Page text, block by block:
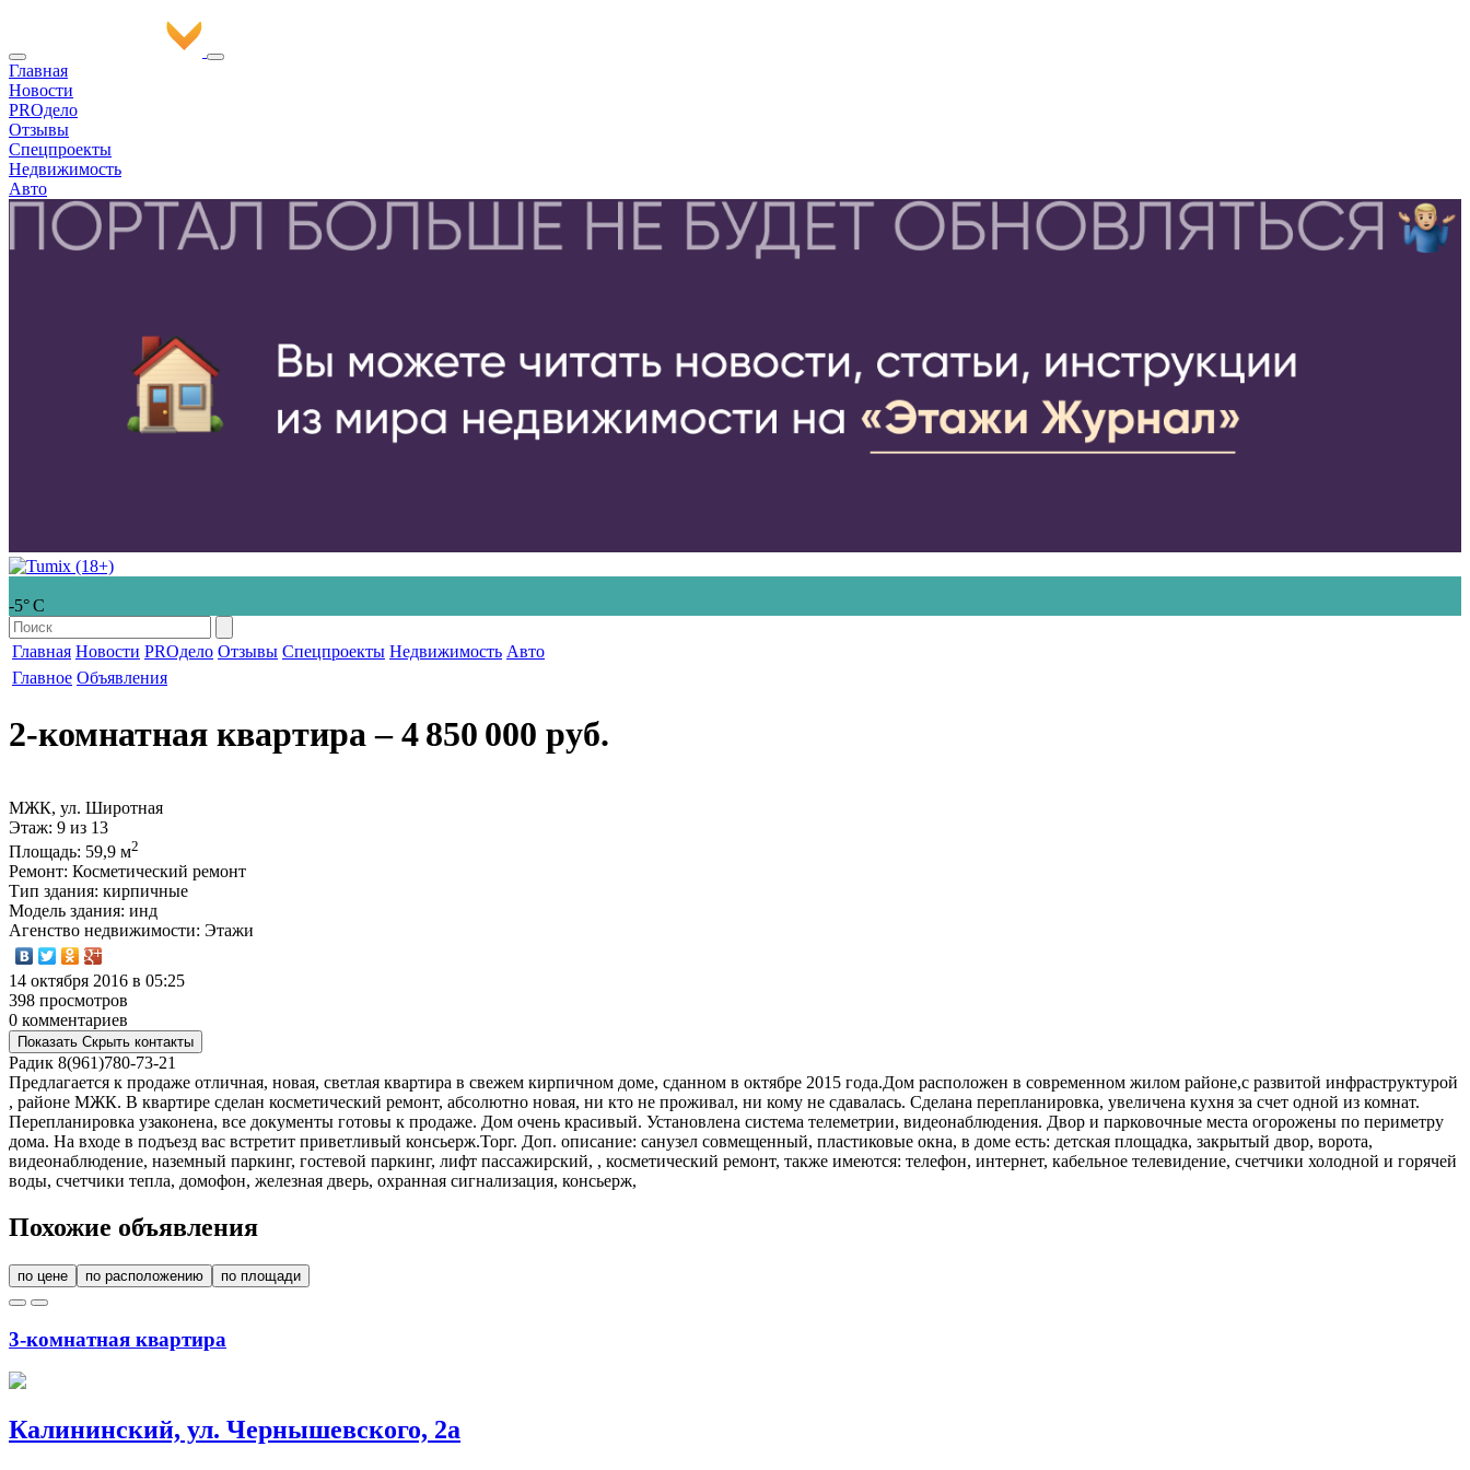
Главная
Новости
PROдело
Отзывы
Спецпроекты
Недвижимость
Авто
-5° С
Главная Новости PROдело Отзывы Спецпроекты Недвижимость Авто
Главное Объявления
2-комнатная квартира‒ 4 850 000 руб.
МЖК, ул. Широтная
Этаж: 9 из 13
Площадь: 59,9 м2
Ремонт: Косметический ремонт
Тип здания: кирпичные
Модель здания: инд
Агенство недвижимости: Этажи
14 октября 2016 в 05:25
398 просмотров
0 комментариев
Показать Скрыть контакты
Радик 8(961)780-73-21
Предлагается к продаже отличная, новая, светлая квартира в свежем кирпичном доме, сданном в октябре 2015 года.Дом расположен в современном жилом районе,с развитой инфраструктурой
, районе МЖК. В квартире сделан косметический ремонт, абсолютно новая, ни кто не проживал, ни кому не сдавалась. Сделана перепланировка, увеличена кухня за счет одной из комнат.
Перепланировка узаконена, все документы готовы к продаже. Дом очень красивый. Установлена система телеметрии, видеонаблюдения. Двор и парковочные места огорожены по периметру
дома. На входе в подъезд вас встретит приветливый консьерж.Торг. Доп. описание: санузел совмещенный, пластиковые окна, в доме есть: детская площадка, закрытый двор, ворота,
видеонаблюдение, наземный паркинг, гостевой паркинг, лифт пассажирский, , косметический ремонт, также имеются: телефон, интернет, кабельное телевидение, счетчики холодной и горячей
воды, счетчики тепла, домофон, железная дверь, охранная сигнализация, консьерж,
Похожие объявления
по цене по расположению по площади
3-комнатная квартира
Калининский, ул. Чернышевского, 2а